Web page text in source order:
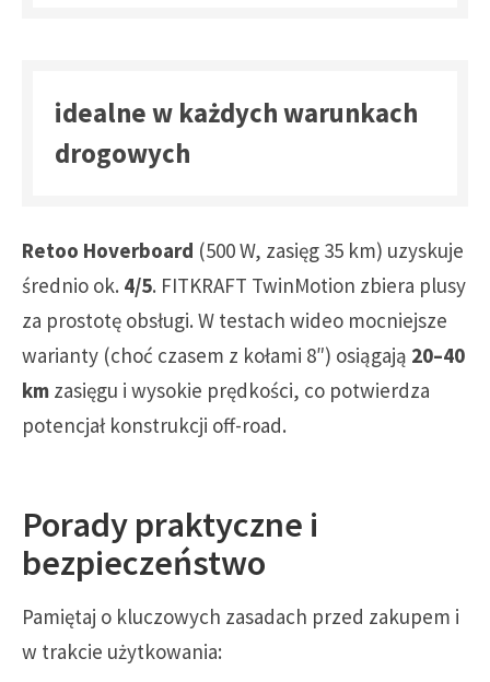
idealne w każdych warunkach
drogowych
Retoo Hoverboard (500 W, zasięg 35 km) uzyskuje
średnio ok. 4/5. FITKRAFT TwinMotion zbiera plusy
za prostotę obsługi. W testach wideo mocniejsze
warianty (choć czasem z kołami 8″) osiągają 20–40
km zasięgu i wysokie prędkości, co potwierdza
potencjał konstrukcji off-road.
Porady praktyczne i
bezpieczeństwo
Pamiętaj o kluczowych zasadach przed zakupem i
w trakcie użytkowania: